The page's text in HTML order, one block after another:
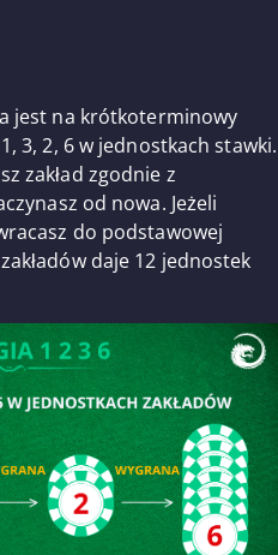
jest na krótkoterminowy
3, 2, 6 w jednostkach stawki.
zakład zgodnie z
od nowa. Jeżeli
do podstawowej
daje 12 jednostek